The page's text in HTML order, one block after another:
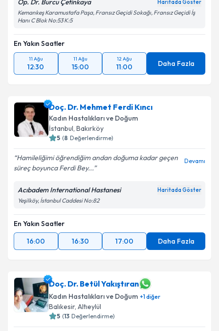
Op. Dr. Burcu Çetinkaya Haritada Göster
Kemankeş Karamustafa Paşa, Fransız Geçidi Sokağı, Fransız Geçidi İş
Hanı C Blok No:53 K:5
En Yakın Saatler
11 Ağu
12:30
11 Ağu
15:00
12 Ağu
11:00 Daha Fazla
Doç. Dr. Mehmet Ferdi Kıncı
Kadın Hastalıkları ve Doğum
İstanbul, Bakırköy
5 (8 Değerlendirme)
Hamileliğimi öğrendiğim andan doğuma kadar geçen
süreç boyunca Ferdi Bey...
Devamı
Acıbadem International Hastanesi Haritada Göster
Yeşilköy, İstanbul Caddesi No:82
En Yakın Saatler
16:00
16:30 17:00 Daha Fazla
Doç. Dr. Betül Yakıştıran
Kadın Hastalıkları ve Doğum +1diğer
Balıkesir, Altıeylül
5 (13 Değerlendirme)